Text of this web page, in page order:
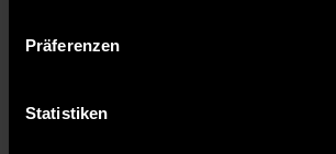
Präferenzen
Statistiken
überparteilich sind, einen sozialdemokratischen
viel zu wenig Unterstützung von SPD und